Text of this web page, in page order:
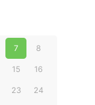
7 8
15 16
23 24